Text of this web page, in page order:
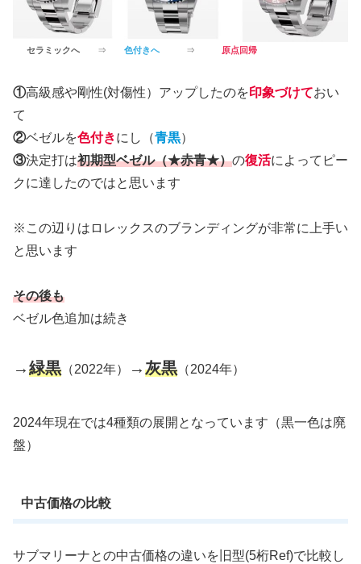
セラミックへ ⇒ 色付きへ⇒ 原点回帰
①高級感や剛性(対傷性）アップしたのを印象づけておい
て
②ベゼルを色付きにし（青黒）
③決定打は初期型ベゼル（★赤青★）の復活によってピー
クに達したのではと思います
※この辺りはロレックスのブランディングが非常に上手い
と思います
その後も
ベゼル色追加は続き
→緑黒 （2022年） →灰黒 （2024年）
2024年現在では4種類の展開となっています（黒一色は廃
盤）
中古価格の比較
サブマリーナとの中古価格の違いを旧型(5桁Ref)で比較し